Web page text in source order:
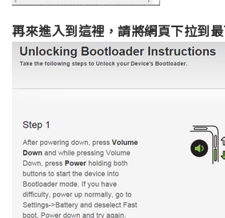
再來進入到這裡，請將網頁下拉到最